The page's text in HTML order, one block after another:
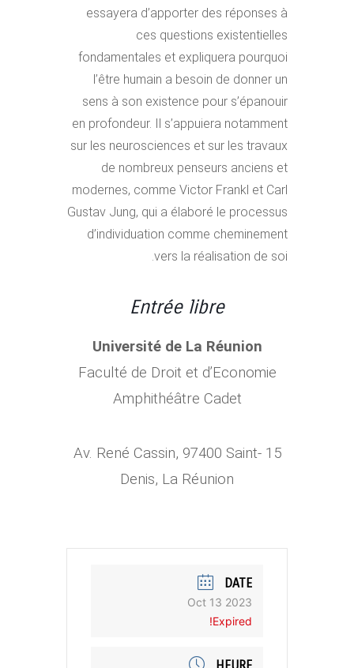
essayera d’apporter des réponses à
ces questions existentielles
fondamentales et expliquera pourquoi
l’être humain a besoin de donner un
sens à son existence pour s’épanouir
en profondeur. Il s’appuiera notamment
sur les neurosciences et sur les travaux
de nombreux penseurs anciens et
modernes, comme Victor Frankl et Carl
Gustav Jung, qui a élaboré le processus
d’individuation comme cheminement
vers la réalisation de soi.
Entrée libre
Université de La Réunion
Faculté de Droit et d’Economie
Amphithéâtre Cadet
15 Av. René Cassin, 97400 Saint-
Denis, La Réunion
DATE
Oct 13 2023
Expired!